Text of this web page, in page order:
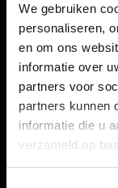
We gebruiken
personaliseren,
en om ons
informatie over
partners voor
partners kunnen
informatie die u
verzameld op
Veelgestelde
Voorwaarden
Retourneren
Vergunningen
Openingstijden